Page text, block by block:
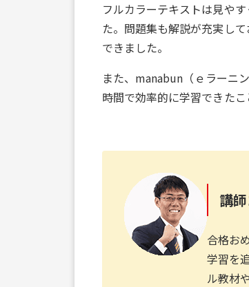
フルカラーテキストは見や
た。問題集も解説が充実し
できました。
また、manabun（ｅラーニ
時間で効率的に学習できた
講
合格お
学習を
ル教材